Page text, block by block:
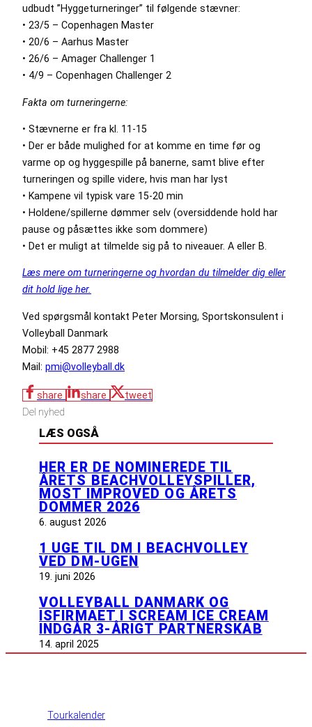
udbudt ”Hyggeturneringer” til følgende stævner:
• 23/5 – Copenhagen Master
• 20/6 – Aarhus Master
• 26/6 – Amager Challenger 1
• 4/9 – Copenhagen Challenger 2
Fakta om turneringerne:
• Stævnerne er fra kl. 11-15
• Der er både mulighed for at komme en time før og
varme op og hyggespille på banerne, samt blive efter
turneringen og spille videre, hvis man har lyst
• Kampene vil typisk vare 15-20 min
• Holdene/spillerne dømmer selv (oversiddende hold har
pause og påsættes ikke som dommere)
• Det er muligt at tilmelde sig på to niveauer. A eller B.
Læs mere om turneringerne og hvordan du tilmelder dig eller
dit hold lige her.
Ved spørgsmål kontakt Peter Morsing, Sportskonsulent i
Volleyball Danmark
Mobil: +45 2877 2988
Mail: pmi@volleyball.dk
share share
tweet
Del nyhed
LÆS OGSÅ
HER ER DE NOMINEREDE TIL
ÅRETS BEACHVOLLEYSPILLER,
MOST IMPROVED OG ÅRETS
DOMMER 2026
6. august 2026
1 UGE TIL DM I BEACHVOLLEY
VED DM-UGEN
19. juni 2026
VOLLEYBALL DANMARK OG
ISFIRMAET I SCREAM ICE CREAM
INDGÅR 3-ÅRIGT PARTNERSKAB
14. april 2025
Tourkalender